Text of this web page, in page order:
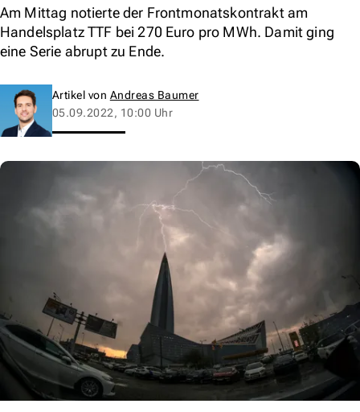
Am Mittag notierte der Frontmonatskontrakt am
Handelsplatz TTF bei 270 Euro pro MWh. Damit ging
eine Serie abrupt zu Ende.
Artikel von Andreas Baumer
05.09.2022, 10:00 Uhr